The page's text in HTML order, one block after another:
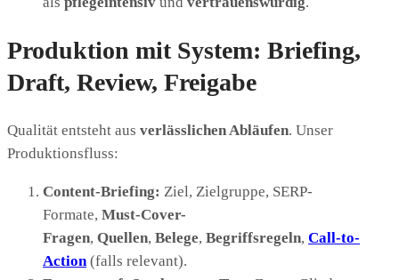
Produktion mit System: Briefing,
Draft, Review, Freigabe
Qualität entsteht aus verlässlichen Abläufen. Unser
Produktionsfluss:
Content-Briefing: Ziel, Zielgruppe, SERP-
Formate, Must-Cover-
Fragen, Quellen, Belege, Begriffsregeln, Call-to-
Action(falls relevant).